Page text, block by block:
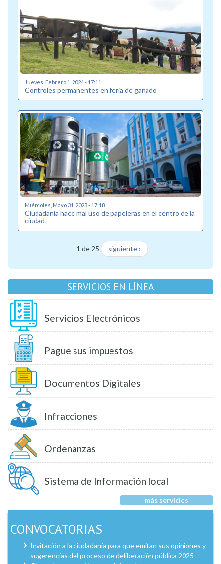
Jueves, Febrero 1, 2024 - 17:11
Controles permanentes en feria de ganado
Miércoles, Mayo 31, 2023 - 17:18
Ciudadanía hace mal uso de papeleras en el centro de la
ciudad
1 de 25 siguiente ›
SERVICIOS EN LÍNEA
Servicios Electrónicos
Pague sus impuestos
Documentos Digitales
Infracciones
Ordenanzas
Sistema de Información local
más servicios
CONVOCATORIAS
Invitación a la ciudadanía para que emitan sus opiniones y
sugerencias del proceso de deliberación pública 2025